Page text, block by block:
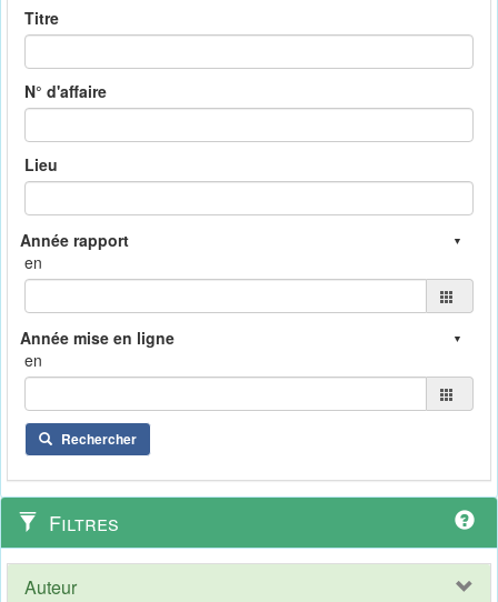
Titre
N° d'affaire
Lieu
en
en
Rechercher
Filtres
Auteur